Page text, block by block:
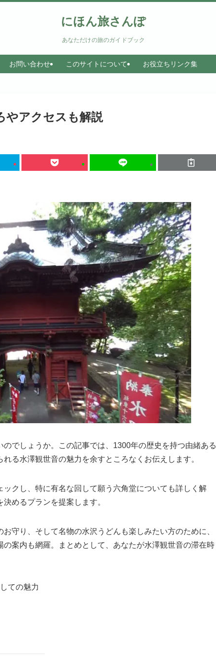
にほん旅さんぽ
あなただけの旅のガイドブック
お問い合わせ このサイトについて お役立ちリンク集
やアクセスも解説
でしょうか。この記事では、1300年の歴史を持つ由緒ある
る水澤観世音の魅力を余すところなくお伝えします。
クし、特に有名な回して願う六角堂についても詳しく解
めるプランを提案します。
守り、そして名物の水沢うどんも楽しみたい方のために、
案内も網羅。まとめとして、あなたが水澤観世音の滞在時
ての魅力